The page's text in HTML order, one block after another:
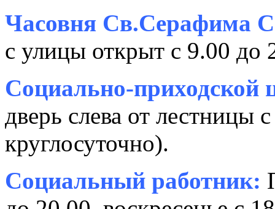
Часовня Св.Серафима
с улицы открыт с 9.00 до
Социально-приходской
дверь слева от лестницы
круглосуточно).
Социальный работник: